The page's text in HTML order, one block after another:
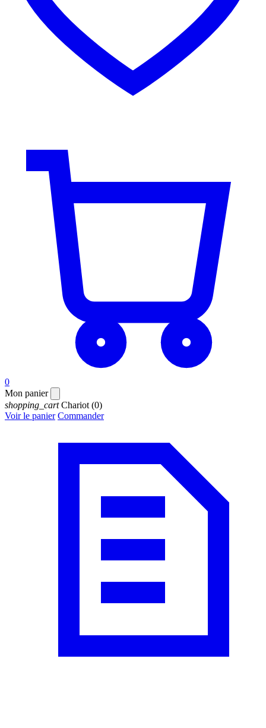
0
Mon panier
shopping_cart Chariot (0)
Voir le panier Commander